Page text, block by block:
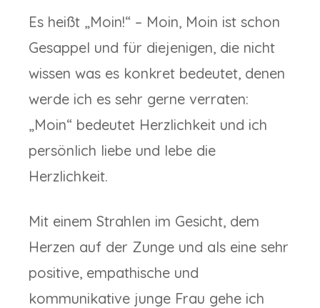
Es heißt „Moin!“ – Moin, Moin ist schon
Gesappel und für diejenigen, die nicht
wissen was es konkret bedeutet, denen
werde ich es sehr gerne verraten:
„Moin“ bedeutet Herzlichkeit und ich
persönlich liebe und lebe die
Herzlichkeit.
Mit einem Strahlen im Gesicht, dem
Herzen auf der Zunge und als eine sehr
positive, empathische und
kommunikative junge Frau gehe ich